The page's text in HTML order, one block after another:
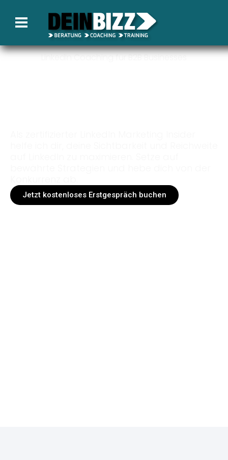
LinkedIn Coaching für B2B Businesses
Jetzt kostenloses Erstgespräch buchen